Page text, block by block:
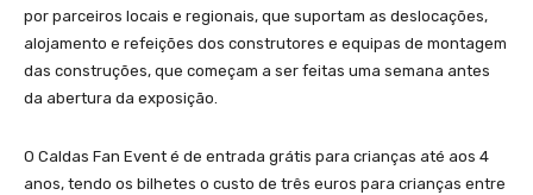
por parceiros locais e regionais, que suportam as deslocações,
alojamento e refeições dos construtores e equipas de montagem
das construções, que começam a ser feitas uma semana antes
da abertura da exposição.
O Caldas Fan Event é de entrada grátis para crianças até aos 4
anos, tendo os bilhetes o custo de três euros para crianças entre